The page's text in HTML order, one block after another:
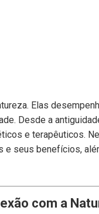
Elas
Desde a
e terapêuticos.
seus benefícios,
com a